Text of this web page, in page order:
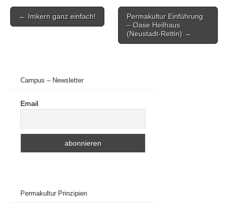
Post
navigation
← Imkern ganz einfach!
Permakultur Einführung
– Oase Heilhaus
(Neustadt-Rettin) →
Campus – Newsletter
Email
Permakultur Prinzipien